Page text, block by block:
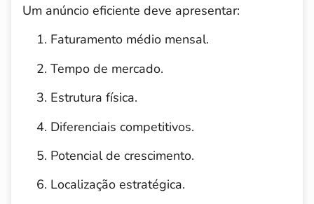
Um anúncio eficiente deve apresentar:
Faturamento médio mensal.
Tempo de mercado.
Estrutura física.
Diferenciais competitivos.
Potencial de crescimento.
Localização estratégica.